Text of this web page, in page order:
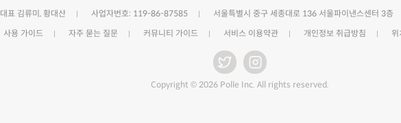
대표 김류미, 황대산
사업자번호: 119-86-87585 서울특별시 중구 세종대로 136 서울파이낸스센터 3층
사용 가이드
자주 묻는 질문 커뮤니티 가이드 서비스 이용약관 개인정보 취급방침 위
Copyright © 2026 Polle Inc. All rights reserved.